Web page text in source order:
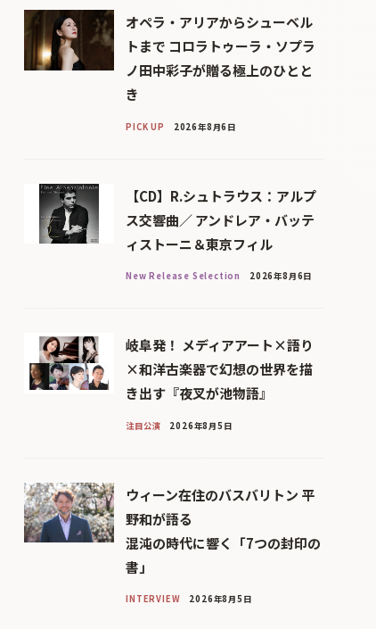
オペラ・アリアからシューベル
トまで コロラトゥーラ・ソプラ
ノ田中彩子が贈る極上のひとと
き
PICK UP 2026年8月6日
【CD】R.シュトラウス：アルプ
ス交響曲／ アンドレア・バッテ
ィストーニ＆東京フィル
New Release Selection 2026年8月6日
岐阜発！ メディアアート×語り
×和洋古楽器で幻想の世界を描
き出す『夜叉が池物語』
注目公演 2026年8月5日
ウィーン在住のバスバリトン 平
野和が語る
混沌の時代に響く「7つの封印の
書」
INTERVIEW 2026年8月5日